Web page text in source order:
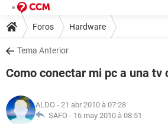
Foros Hardware
Tema Anterior
Como conectar mi pc a una tv
ALDO - 21 abr 2010 à 07:28
SAFO - 16 may 2010 à 08:51